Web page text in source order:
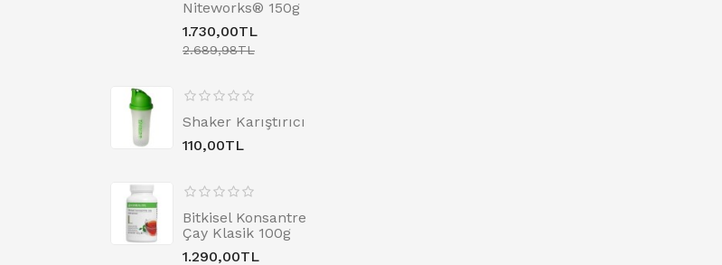
Niteworks® 150g
1.730,00TL
2.689,98TL
Shaker Karıştırıcı
110,00TL
Bitkisel Konsantre
Çay Klasik 100g
1.290,00TL